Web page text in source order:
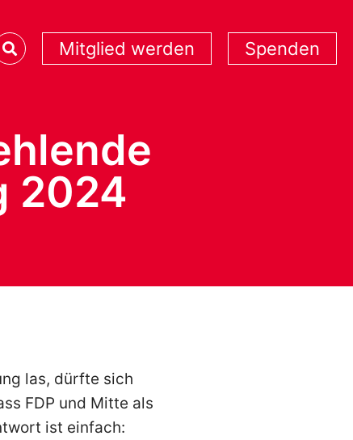
Mitglied werden Spenden
2024
las, dürfte sich
FDP und Mitte als
ist einfach: